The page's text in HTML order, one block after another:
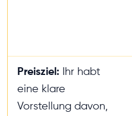
Preisziel: Ihr habt
eine klare
Vorstellung davon,